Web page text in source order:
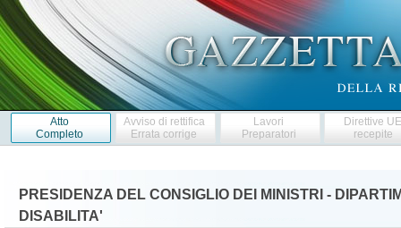
Atto
Completo
Avviso di rettifica
Errata corrige
Lavori
Preparatori
Direttive
recepite
PRESIDENZA DEL CONSIGLIO DEI MINISTRI -
DISABILITA'